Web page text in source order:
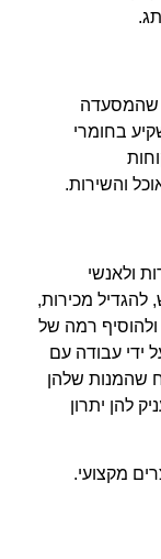
שהמסעדה
בחומרי
והשירות.
ולאנשי
להגדיל מכירות,
ולהוסיף רמה של
ידי עבודה עם
שהמנות שלהן
להן יתרון
מקצועי.